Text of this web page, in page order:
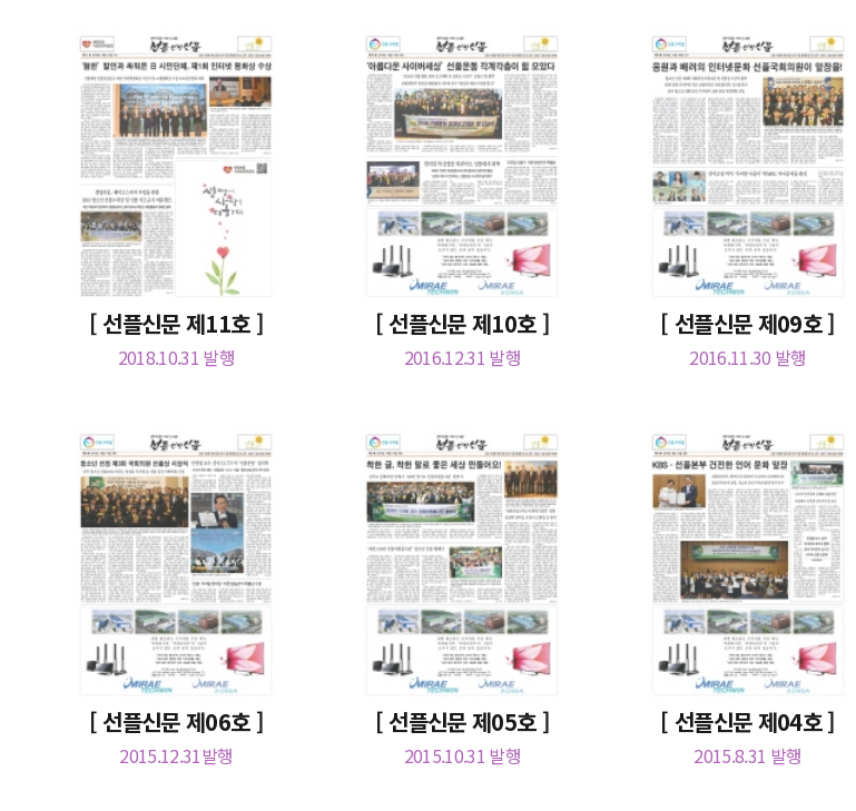
[ 선플신문 제11호 ]
2018.10.31 발행
[ 선플신문 제10호 ]
2016.12.31 발행
[ 선플신문 제09호 ]
2016.11.30 발행
[ 선플신문 제06호 ]
2015.12.31발행
[ 선플신문 제05호 ]
2015.10.31 발행
[ 선플신문 제04호 ]
2015.8.31 발행